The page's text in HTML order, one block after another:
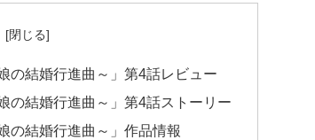
の結婚行進曲～」第4話レビュー
の結婚行進曲～」第4話ストーリー
の結婚行進曲～」作品情報